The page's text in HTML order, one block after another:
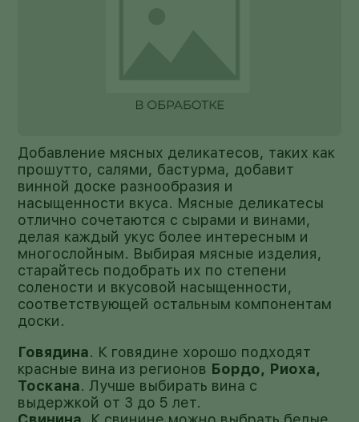
Добавление мясных деликатесов, таких как
прошутто, салями, бастурма, добавит
винной доске разнообразия и
насыщенности вкуса. Мясные деликатесы
отлично сочетаются с сырами и винами,
делая каждый укус более интересным и
многослойным. Выбирая мясные изделия,
старайтесь подобрать их по степени
солености и вкусовой насыщенности,
соответствующей остальным компонентам
доски.
Говядина. К говядине хорошо подходят
красные вина из регионов Бордо, Риоха,
Тоскана. Лучше выбирать вина с
выдержкой от 3 до 5 лет.